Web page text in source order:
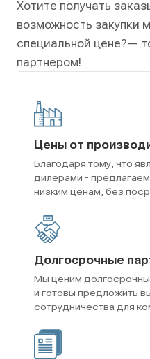
Хотите получать
возможность закупки
специальной цене?—
партнером!
Цены от
Благодаря тому, что
дилерами -
низким ценам, без
Долгосрочные
Мы ценим
и готовы предложить
сотрудничества для